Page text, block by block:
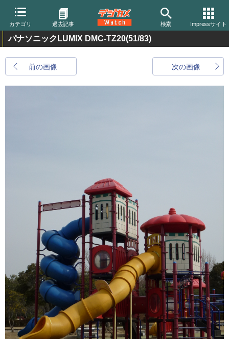
カテゴリ 過去記事 検索 Impressサイト
パナソニックLUMIX DMC-TZ20(51/83)
前の画像 次の画像